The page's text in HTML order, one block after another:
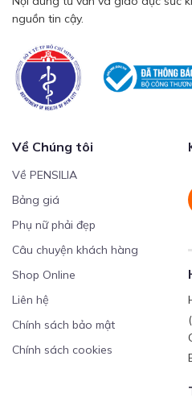
nguồn tin cậy.
Về Chúng tôi
Về PENSILIA
Bảng giá
Phụ nữ phải đẹp
Câu chuyện khách hàng
Shop Online
Liên hệ
Chính sách bảo mật
Chính sách cookies